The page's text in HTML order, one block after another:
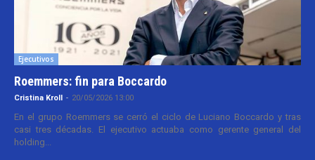
Ejecutivos
Roemmers: fin para Boccardo
Cristina Kroll - 20/05/2026 13:00
En el grupo Roemmers se cerró el ciclo de Luciano Boccardo y tras
casi tres décadas. El ejecutivo actuaba como gerente general del
holding...